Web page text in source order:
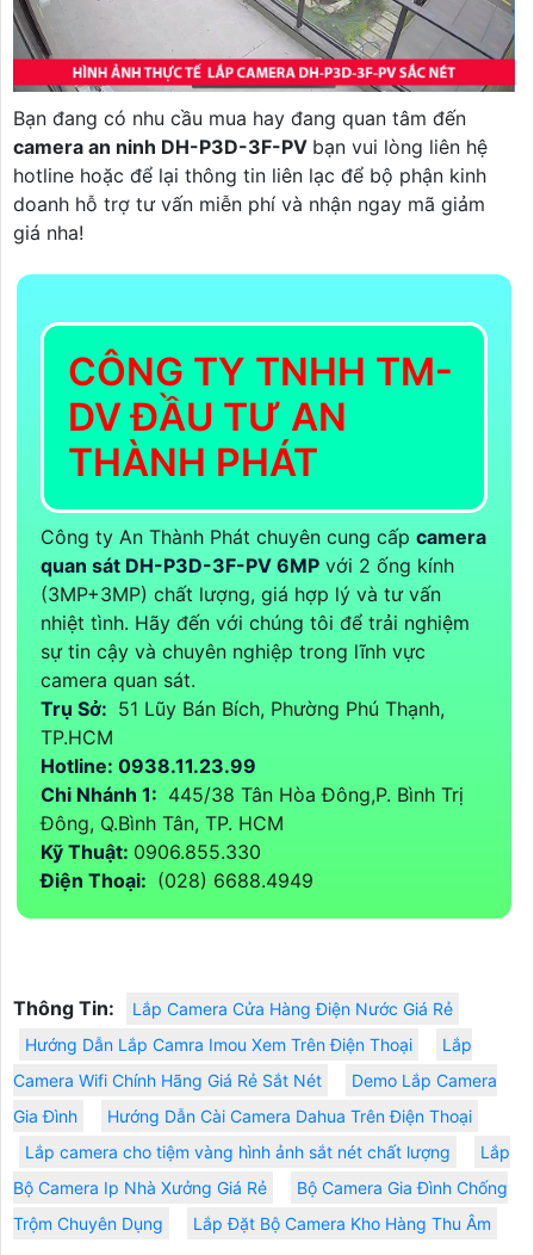
Bạn đang có nhu cầu mua hay đang quan tâm đến
camera an ninh DH-P3D-3F-PV bạn vui lòng liên hệ
hotline hoặc để lại thông tin liên lạc để bộ phận kinh
doanh hỗ trợ tư vấn miễn phí và nhận ngay mã giảm
giá nha!
CÔNG TY TNHH TM-
DV ĐẦU TƯ AN
THÀNH PHÁT
Công ty An Thành Phát chuyên cung cấp camera
quan sát DH-P3D-3F-PV 6MP với 2 ống kính
(3MP+3MP) chất lượng, giá hợp lý và tư vấn
nhiệt tình. Hãy đến với chúng tôi để trải nghiệm
sự tin cậy và chuyên nghiệp trong lĩnh vực
camera quan sát.
Trụ Sở: 51 Lũy Bán Bích, Phường Phú Thạnh,
TP.HCM
Hotline: 0938.11.23.99
Chi Nhánh 1: 445/38 Tân Hòa Đông,P. Bình Trị
Đông, Q.Bình Tân, TP. HCM
Kỹ Thuật: 0906.855.330
Điện Thoại: (028) 6688.4949
Thông Tin:
Lắp Camera Cửa Hàng Điện Nước Giá Rẻ
Hướng Dẫn Lắp Camra Imou Xem Trên Điện Thoại
Lắp
Camera Wifi Chính Hãng Giá Rẻ Sắt Nét
Demo Lắp Camera
Gia Đình
Hướng Dẫn Cài Camera Dahua Trên Điện Thoại
Lắp camera cho tiệm vàng hình ảnh sắt nét chất lượng
Lắp
Bộ Camera Ip Nhà Xưởng Giá Rẻ
Bộ Camera Gia Đình Chống
Trộm Chuyên Dụng
Lắp Đặt Bộ Camera Kho Hàng Thu Âm